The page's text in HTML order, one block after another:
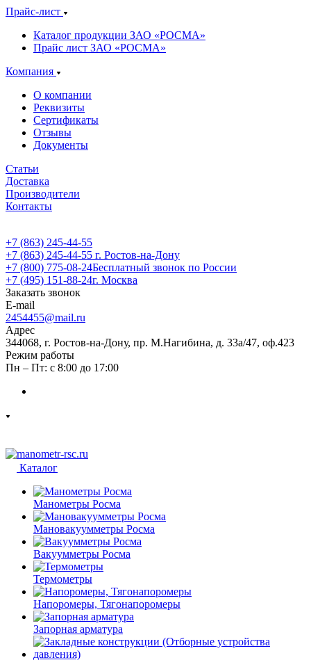
Прайс-лист
Каталог продукции ЗАО «РОСМА»
Прайс лист ЗАО «РОСМА»
Компания
О компании
Реквизиты
Сертификаты
Отзывы
Документы
Статьи
Доставка
Производители
Контакты
+7 (863) 245-44-55
+7 (863) 245-44-55 г. Ростов-на-Дону
+7 (800) 775-08-24Бесплатный звонок по России
+7 (495) 151-88-24г. Москва
Заказать звонок
E-mail
2454455@mail.ru
Адрес
344068, г. Ростов-на-Дону, пр. М.Нагибина, д. 33а/47, оф.423
Режим работы
Пн – Пт: с 8:00 до 17:00
Каталог
Манометры Росма
Мановакуумметры Росма
Вакуумметры Росма
Термометры
Напоромеры, Тягонапоромеры
Запорная арматура